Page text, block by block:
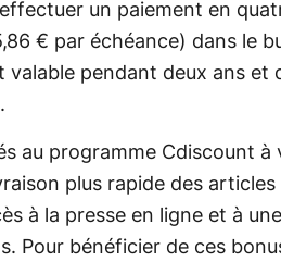
un paiement en
€ par échéance) dans le
valable pendant deux ans et
au programme Cdiscount
plus rapide des
à la presse en ligne et à
Pour bénéficier de ces